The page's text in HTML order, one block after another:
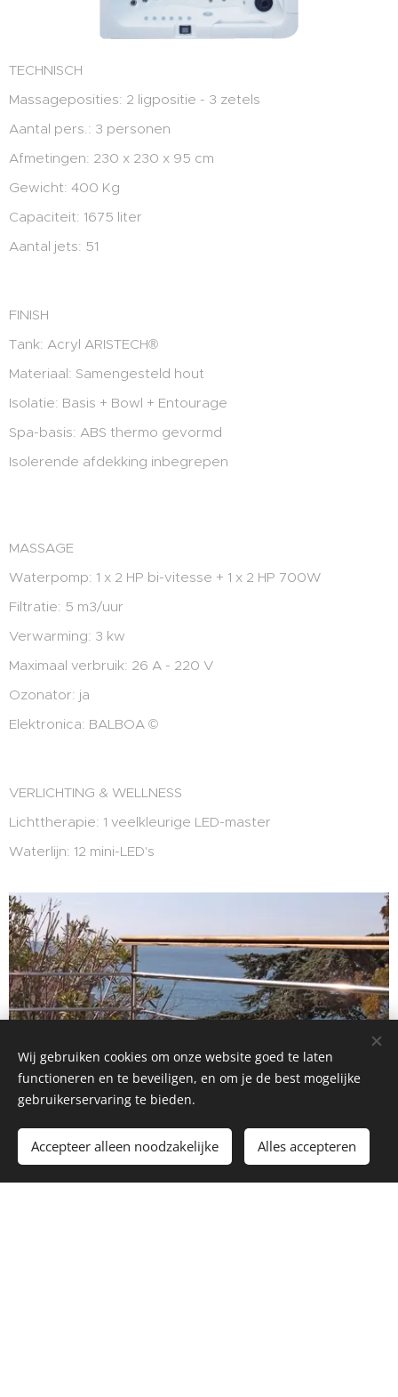
TECHNISCH
Massageposities: 2 ligpositie - 3 zetels
Aantal pers.: 3 personen
Afmetingen: 230 x 230 x 95 cm
Gewicht: 400 Kg
Capaciteit: 1675 liter
Aantal jets: 51
FINISH
Tank: Acryl ARISTECH®
Materiaal: Samengesteld hout
Isolatie: Basis + Bowl + Entourage
Spa-basis: ABS thermo gevormd
Isolerende afdekking inbegrepen
MASSAGE
Waterpomp: 1 x 2 HP bi-vitesse + 1 x 2 HP 700W
Filtratie: 5 m3/uur
Verwarming: 3 kw
Maximaal verbruik: 26 A - 220 V
Ozonator: ja
Elektronica: BALBOA ©
VERLICHTING & WELLNESS
Lichttherapie: 1 veelkleurige LED-master
Waterlijn: 12 mini-LED's
Wij gebruiken cookies om onze website goed te laten
functioneren en te beveiligen, en om je de best mogelijke
gebruikerservaring te bieden.
Accepteer alleen noodzakelijke Alles accepteren